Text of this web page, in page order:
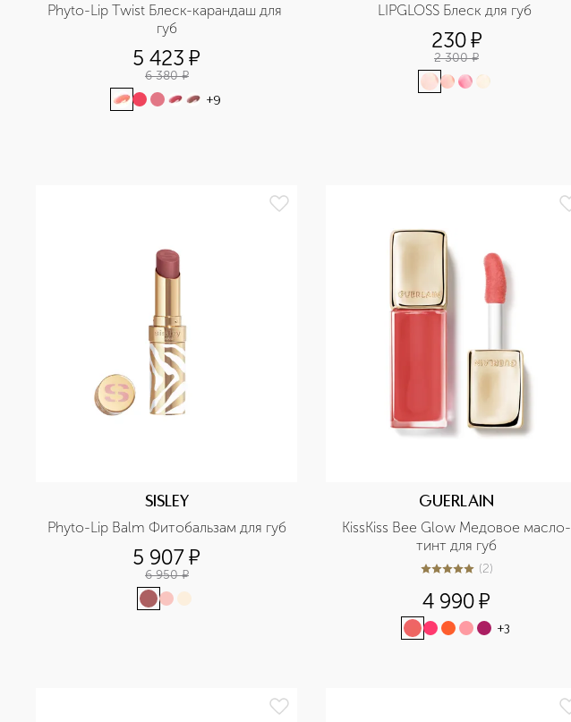
Phyto-Lip Twist Блеск-карандаш для
губ
5 423 ¤
6 380 ¤
+9
230¤
2 300 ¤
SISLEY
Phyto-Lip Balm Фитобальзам для губ
5 907¤
6 950 ¤
GUERLAIN
KissKiss Bee Glow Медовое масло-
тинт для губ
5из 52 (2)
4 990¤
+3